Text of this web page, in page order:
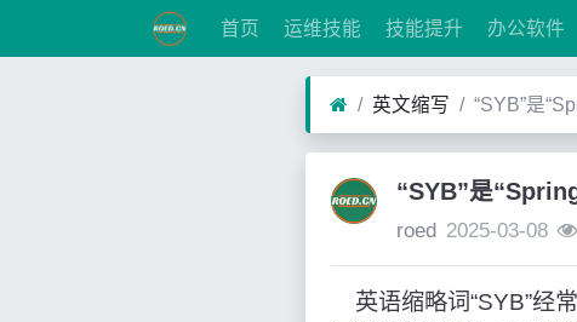
首页 运维技能 技能提升 办公软件
英文缩写 “SYB”是
“SYB”是
roed 2025-03-08
英语缩略词“SYB”经